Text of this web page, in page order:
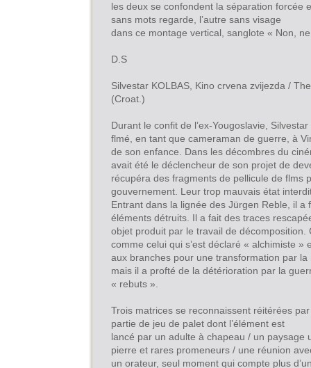
les deux se confondent la séparation forcée
sans mots regarde, l’autre sans visage
dans ce montage vertical, sanglote « Non,
D.S
Silvestar KOLBAS, Kino crvena zvijezda /
(Croat.)
Durant le confit de l’ex-Yougoslavie,
flmé, en tant que cameraman de guerre, à
de son enfance. Dans les décombres du
avait été le déclencheur de son projet de
récupéra des fragments de pellicule de flms
gouvernement. Leur trop mauvais état
Entrant dans la lignée des Jürgen Reble, il a
éléments détruits. Il a fait des traces
objet produit par le travail de décomposition.
comme celui qui s’est déclaré « alchimiste »
aux branches pour une transformation par la
mais il a profté de la détérioration par la
« rebuts ».
Trois matrices se reconnaissent réitérées
partie de jeu de palet dont l’élément est
lancé par un adulte à chapeau / un paysage
pierre et rares promeneurs / une réunion
un orateur, seul moment qui compte plus